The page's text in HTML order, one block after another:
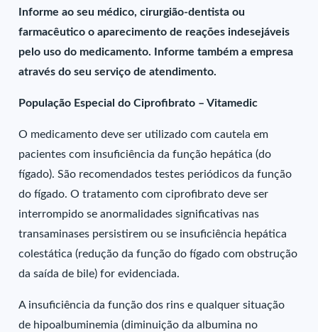
Informe ao seu médico, cirurgião-dentista ou
farmacêutico o aparecimento de reações indesejáveis
pelo uso do medicamento. Informe também a empresa
através do seu serviço de atendimento.
População Especial do Ciprofibrato – Vitamedic
O medicamento deve ser utilizado com cautela em
pacientes com insuficiência da função hepática (do
fígado). São recomendados testes periódicos da função
do fígado. O tratamento com ciprofibrato deve ser
interrompido se anormalidades significativas nas
transaminases persistirem ou se insuficiência hepática
colestática (redução da função do fígado com obstrução
da saída de bile) for evidenciada.
A insuficiência da função dos rins e qualquer situação
de hipoalbuminemia (diminuição da albumina no